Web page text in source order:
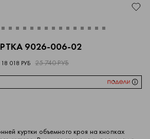
9026-006-02
18 018 РУБ 25 740 РУБ
куртки объемного кроя на кнопках